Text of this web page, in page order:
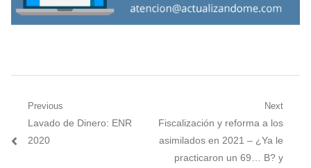
Navegación
de
Previous
Previous
post:
Lavado de Dinero: ENR
2020
Next
Next
post:
Fiscalización y reforma a los
asimilados en 2021 – ¿Ya le
practicaron un 69… B? y